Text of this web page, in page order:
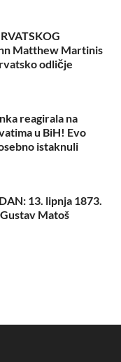
Matthew Martinis
odličje
reagirala na
u BiH! Evo
istaknuli
13. lipnja 1873.
Matoš